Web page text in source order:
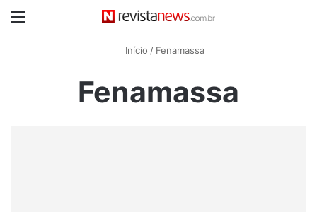
Início / Fenamassa
Fenamassa